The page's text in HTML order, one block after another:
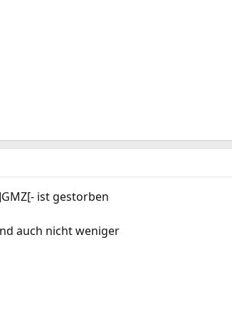
ist gestorben
auch nicht weniger